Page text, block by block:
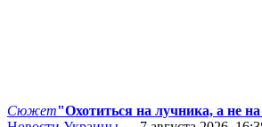
Сюжет"Охотиться на лучника, а не